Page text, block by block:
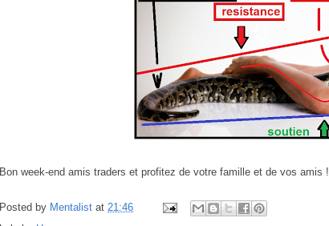
Bon week-end amis traders et profitez de votre famille et de vos amis !
Posted by Mentalist at 21:46